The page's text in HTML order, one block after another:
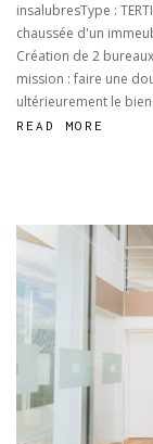
CONSEIL
insalubresType :
chaussée d'un
Création de 2
mission : faire une
ultérieurement le
READ MORE